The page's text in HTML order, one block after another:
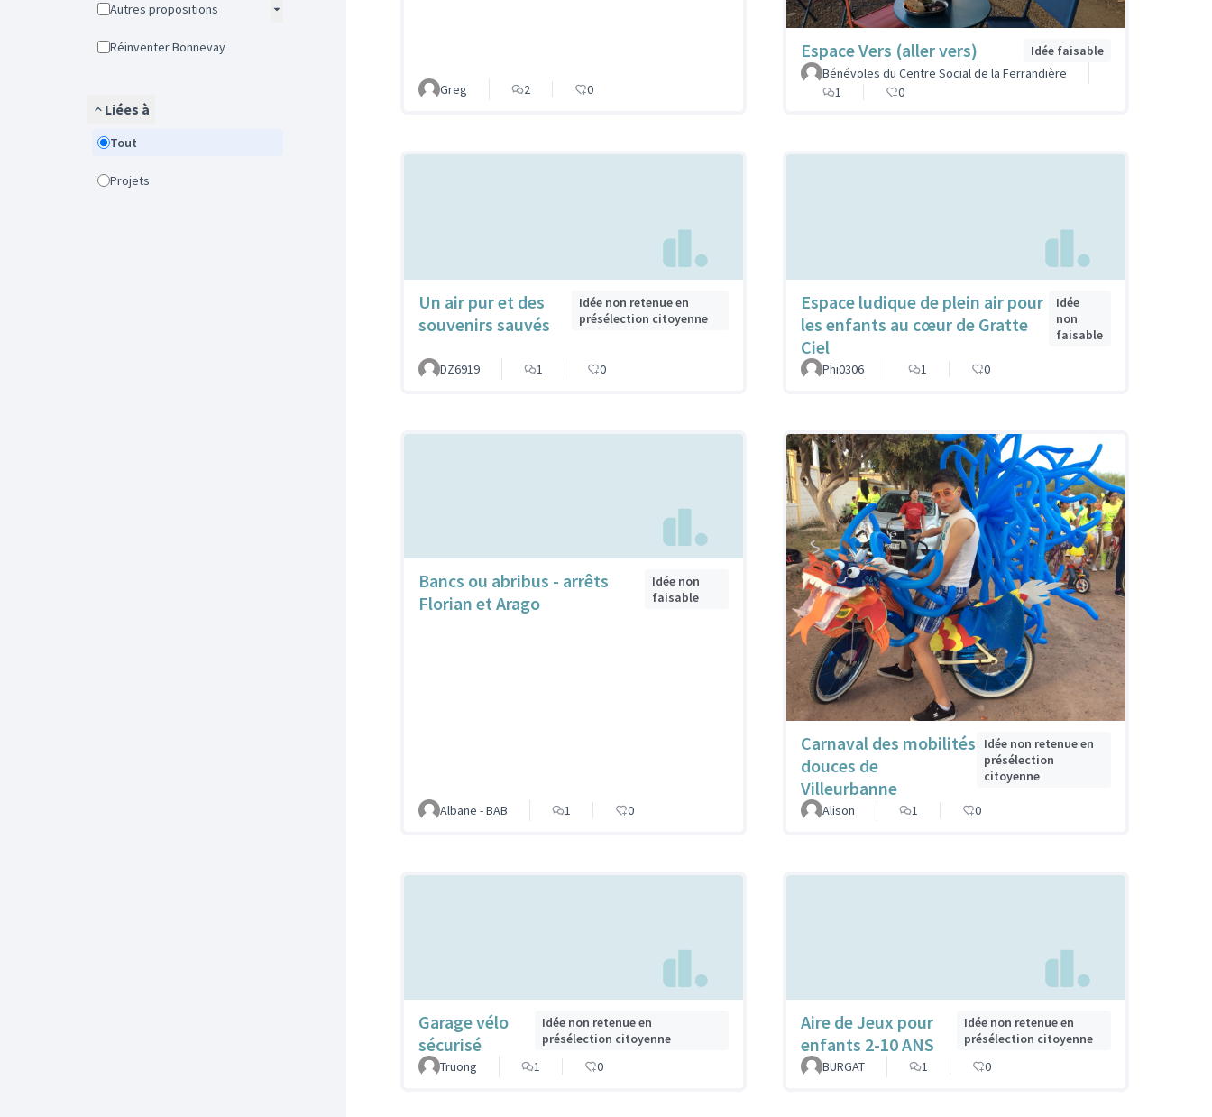
Autres propositions
Réinventer Bonnevay
Liées à
Tout
Projets
Greg 2 0
Espace Vers (aller vers)
Idée faisable
Bénévoles du Centre Social de la Ferrandière
1
0
Un air pur et des
souvenirs sauvés
Idée non retenue en
présélection citoyenne
DZ6919 1 0
Espace ludique de plein air pour
les enfants au cœur de Gratte
Ciel
Idée
non
faisable
Phi0306 1 0
Bancs ou abribus - arrêts
Florian et Arago
Idée non
faisable
Albane - BAB 1 0
Carnaval des mobilités
douces de
Villeurbanne
Idée non retenue en
présélection
citoyenne
Alison 1 0
Garage vélo
sécurisé
Idée non retenue en
présélection citoyenne
Truong
1 0
Aire de Jeux pour
enfants 2-10 ANS
Idée non retenue en
présélection citoyenne
BURGAT
1 0